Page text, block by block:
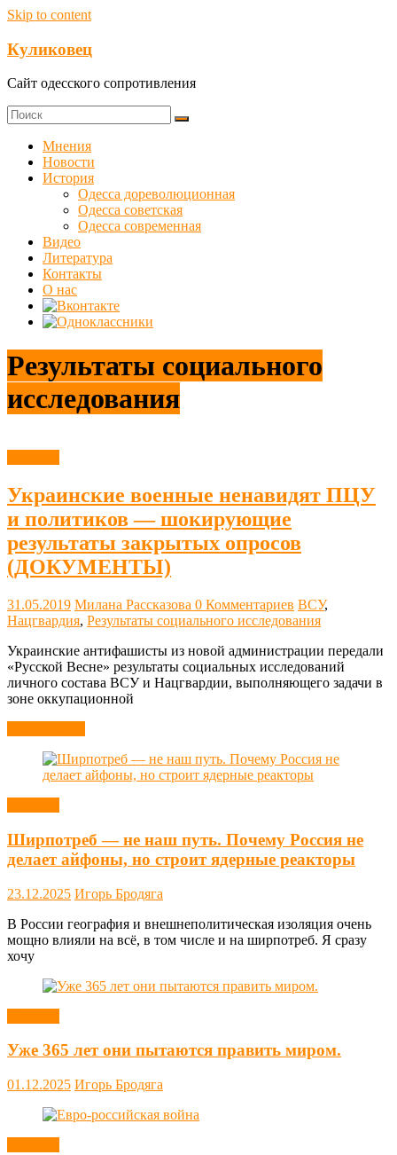
Skip to content
Куликовец
Сайт одесского сопротивления
Мнения
Новости
История
Одесса дореволюционная
Одесса советская
Одесса современная
Видео
Литература
Контакты
О нас
Результаты социального
исследования
Украинские военные ненавидят ПЦУ
и политиков — шокирующие
результаты закрытых опросов
(ДОКУМЕНТЫ)
31.05.2019 Милана Рассказова 0 Комментариев ВСУ,
Нацгвардия, Результаты социального исследования
Украинские антифашисты из новой администрации передали
«Русской Весне» результаты социальных исследований
личного состава ВСУ и Нацгвардии, выполняющего задачи в
зоне оккупационной
Ширпотреб — не наш путь. Почему Россия не
делает айфоны, но строит ядерные реакторы
23.12.2025 Игорь Бродяга
В России география и внешнеполитическая изоляция очень
мощно влияли на всё, в том числе и на ширпотреб. Я сразу
хочу
Уже 365 лет они пытаются править миром.
01.12.2025 Игорь Бродяга